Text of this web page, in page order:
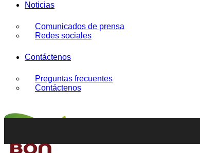
Noticias
Comunicados de prensa
Redes sociales
Contáctenos
Preguntas frecuentes
Contáctenos